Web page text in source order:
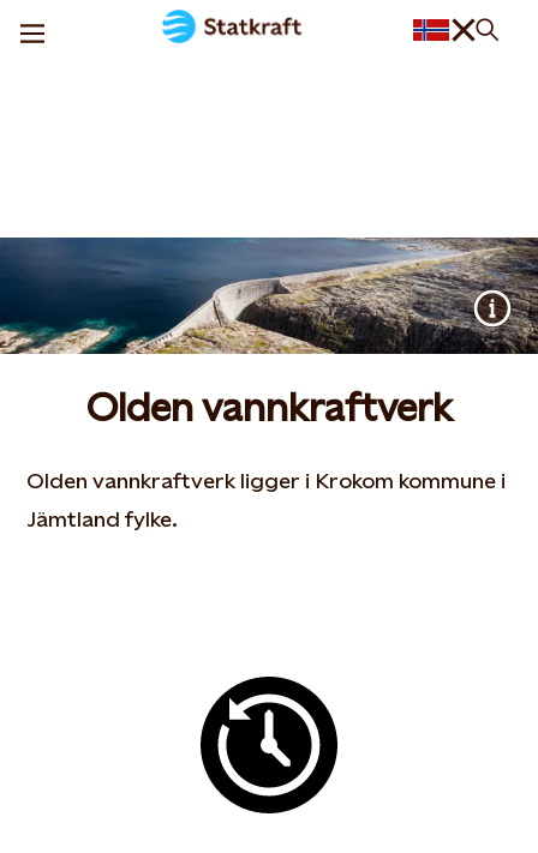
Olden vannkraftverk
Olden vannkraftverk ligger i Krokom kommune i
Jämtland fylke.